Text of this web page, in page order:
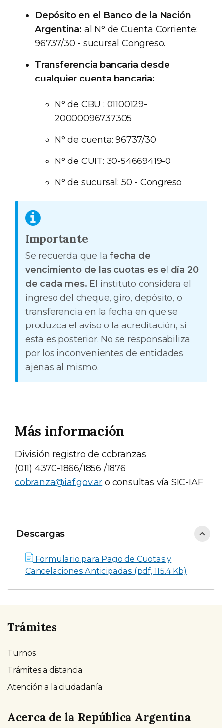
Depósito en el Banco de la Nación
Argentina: al N° de Cuenta Corriente:
96737/30 - sucursal Congreso.
Transferencia bancaria desde
cualquier cuenta bancaria:
N° de CBU : 01100129-
20000096737305
N° de cuenta: 96737/30
N° de CUIT: 30-54669419-0
N° de sucursal: 50 - Congreso
Importante
Se recuerda que lafecha de
vencimiento de las cuotas es el día 20
de cada mes. El instituto considera el
ingreso del cheque, giro, depósito, o
transferencia en la fecha en que se
produzca el aviso o la acreditación, si
esta es posterior. No se responsabiliza
por los inconvenientes de entidades
ajenas al mismo.
Más información
División registro de cobranzas
(011) 4370-1866/1856 /1876
cobranza@iaf.gov.ar o consultas vía SIC-IAF
Descargas
Descargas
Formulario para Pago de Cuotas y
Cancelaciones Anticipadas (pdf, 115.4 Kb)
Trámites
Turnos
Trámites a distancia
Atención a la ciudadanía
Acerca de la República Argentina